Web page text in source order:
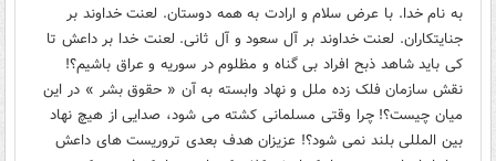
به نام خدا. با عرض سلام و ارادت به همه دوستان. لعنت خداوند بر
جنایتکاران. لعنت خداوند بر آل سعود و آل ثانی. لعنت خدا بر داعش تا
کی باید شاهد ذبح افراد بی گناه و مظلوم در سوریه و عراق باشیم؟!
نقش سازمان فلک زده ملل و نهاد وابسته به آن « حقوق بشر » در این
میان چیست؟! چرا وقتی مسلمانی کشته می شود، صدایی از هیچ نهاد
بین المللی بلند نمی شود؟! عزیزان هدف بعدی تروریست های داعش